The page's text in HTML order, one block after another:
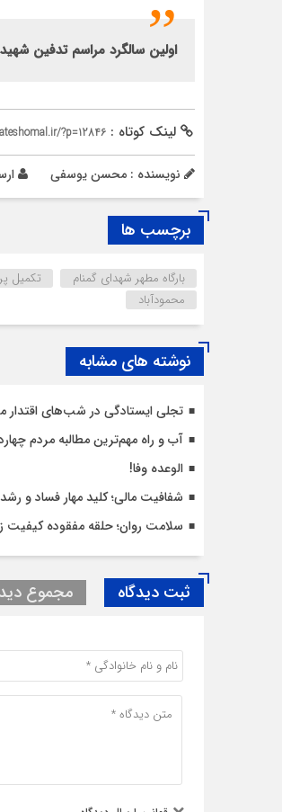
اولین سالگرد مراسم تدفین شهید خوشنام در تاریخ ۹دی درسال
لینک کوتاه : ?p=12846
نویسنده : محسن یوسفی
برچسب ها
بارگاه مطهر شهدای گمنام تکمیل
محمودآباد
نوشته های مشابه
تجلی ایستادگی در شب‌های اقتدار
آب و راه مهم‌ترین مطالبه مردم
الوعده وفا!
شفافیت مالی؛ کلید مهار فساد و
سلامت روان؛ حلقه مفقوده کیفیت
ثبت دیدگاه مجموع